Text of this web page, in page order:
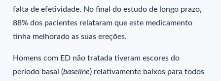
falta de efetividade. No final do estudo de longo prazo,
88% dos pacientes relataram que este medicamento
tinha melhorado as suas ereções.
Homens com ED não tratada tiveram escores do
período basal (baseline) relativamente baixos para todos